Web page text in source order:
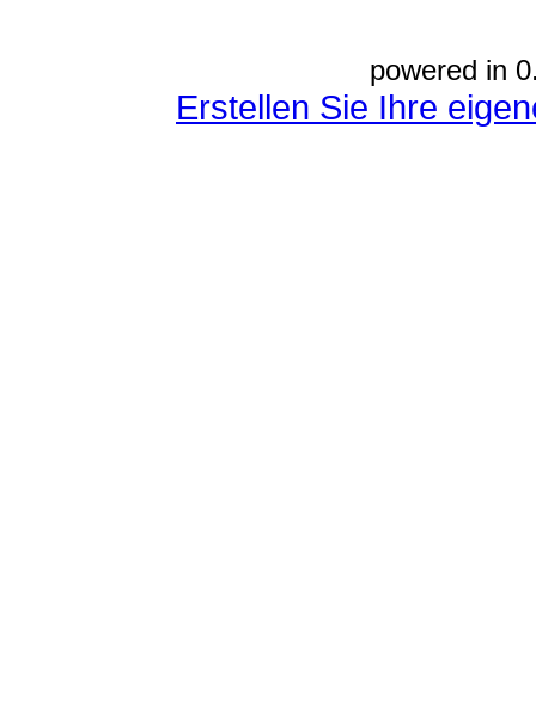
powered in
Erstellen Sie Ihre